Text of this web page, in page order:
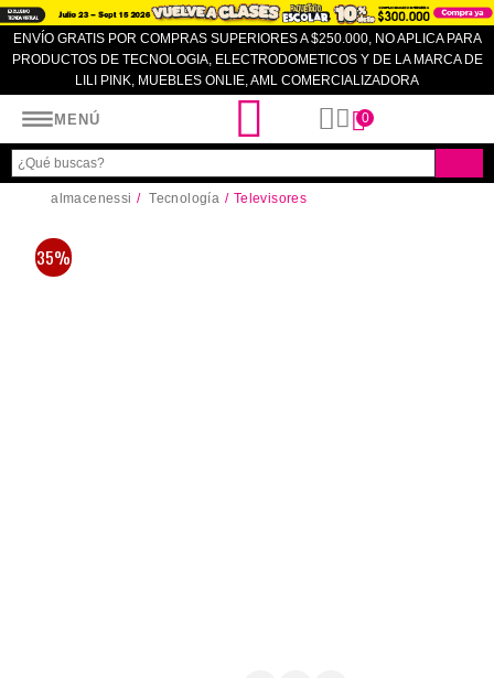
ENVÍO GRATIS POR COMPRAS SUPERIORES A $250.000, NO APLICA PARA
PRODUCTOS DE TECNOLOGIA, ELECTRODOMETICOS Y DE LA MARCA DE
LILI PINK, MUEBLES ONLIE, AML COMERCIALIZADORA
MENÚ
Almacenes SI
0
almacenessi Tecnología Televisores
35%